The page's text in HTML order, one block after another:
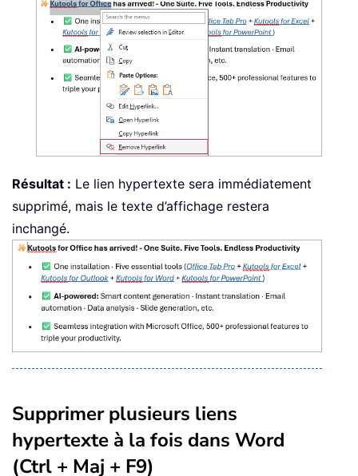
Résultat : Le lien hypertexte sera immédiatement
supprimé, mais le texte d’affichage restera
inchangé.
Supprimer plusieurs liens
hypertexte à la fois dans Word
(Ctrl + Maj + F9)